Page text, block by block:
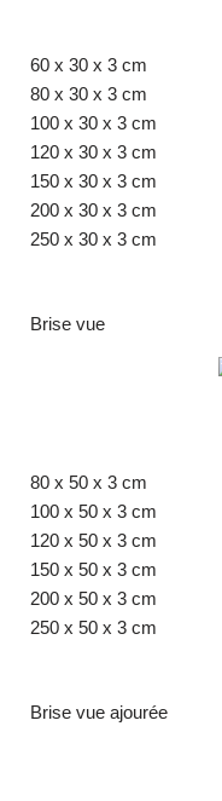
60 x 30 x 3 cm
80 x 30 x 3 cm
100 x 30 x 3 cm
120 x 30 x 3 cm
150 x 30 x 3 cm
200 x 30 x 3 cm
250 x 30 x 3 cm
Brise vue
80 x 50 x 3 cm
100 x 50 x 3 cm
120 x 50 x 3 cm
150 x 50 x 3 cm
200 x 50 x 3 cm
250 x 50 x 3 cm
Brise vue ajourée